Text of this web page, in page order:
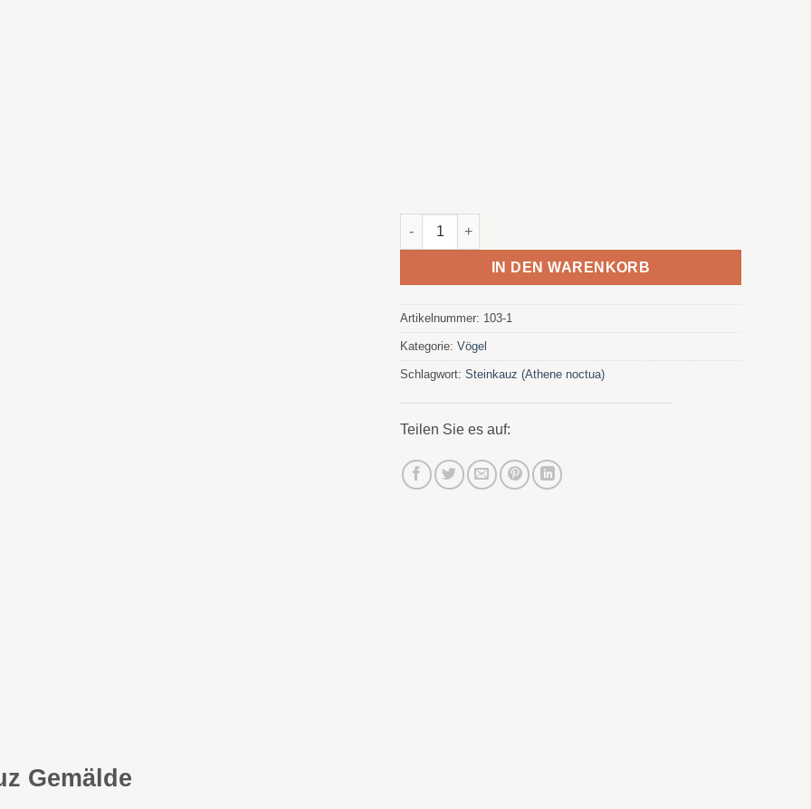
Gemälde
Venus Menge
IN DEN WARENKORB
Artikelnummer: 103-1
Kategorie:Vögel
Schlagwort:Steinkauz (Athene noctua)
Teilen Sie es auf: